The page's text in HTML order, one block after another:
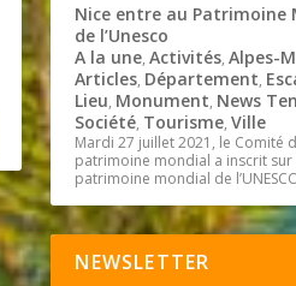
Nice entre au Patrimoine
de l’Unesco
A la une,Activités,Alpes-
Articles, Département,
Lieu, Monument, News
Société, Tourisme,Ville
Mardi 27 juillet 2021, le Comité
patrimoine mondial a inscrit sur
patrimoine mondial de
NEWSLETTER